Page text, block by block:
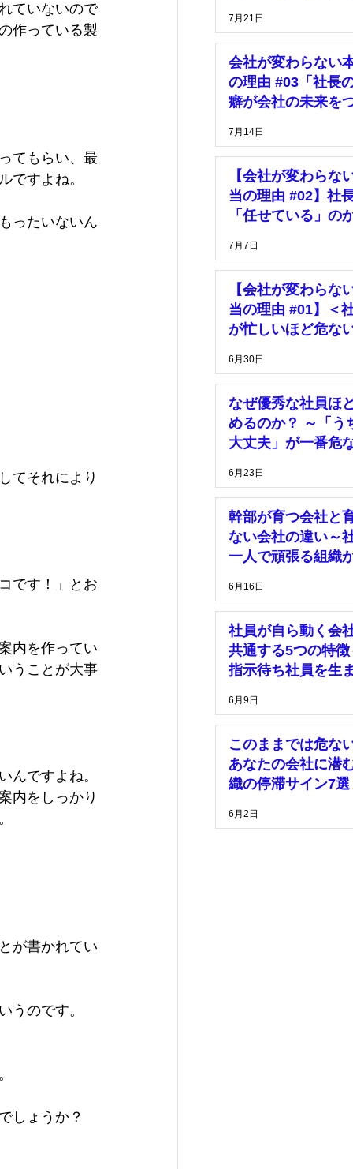
ていないので
作っている製
てもらい、最
ですよね。
ったいないん
てそれにより
です！」とお
内を作ってい
うことが大事
んですよね。
内をしっかり
が書かれてい
うのです。
しょうか？
った時～
7月21日
会社が変わらない
の理由 #03「社長
癖が会社の未来を
7月14日
【会社が変わらな
当の理由 #02】社
「任せている」の
7月7日
【会社が変わらな
当の理由 #01】＜
が忙しいほど危な
6月30日
なぜ優秀な社員ほ
めるのか？ ～「う
大丈夫」が一番危
6月23日
幹部が育つ会社と
ない会社の違い～
一人で頑張る組織
6月16日
社員が自ら動く会
共通する5つの特徴
指示待ち社員を生
6月9日
このままでは危な
あなたの会社に潜
織の停滞サイン7選
6月2日